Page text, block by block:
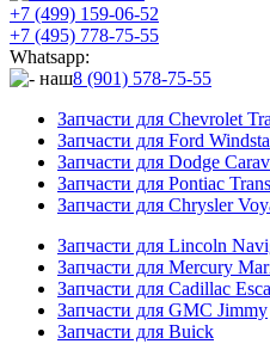
+7 (499) 159-06-52
+7 (495) 778-75-55
Whatsapp:
8 (901) 578-75-55
Запчасти для Chevrolet
Запчасти для Ford
Запчасти для Dodge
Запчасти для Pontiac
Запчасти для Chrysler
Запчасти для Lincoln
Запчасти для Mercury
Запчасти для Cadillac
Запчасти для GMC Jimmy
Запчасти для Buick